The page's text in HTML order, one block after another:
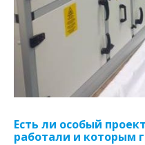
Есть ли особый
работали и которым